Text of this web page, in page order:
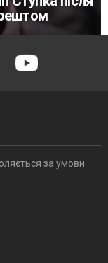
youtube
за умови